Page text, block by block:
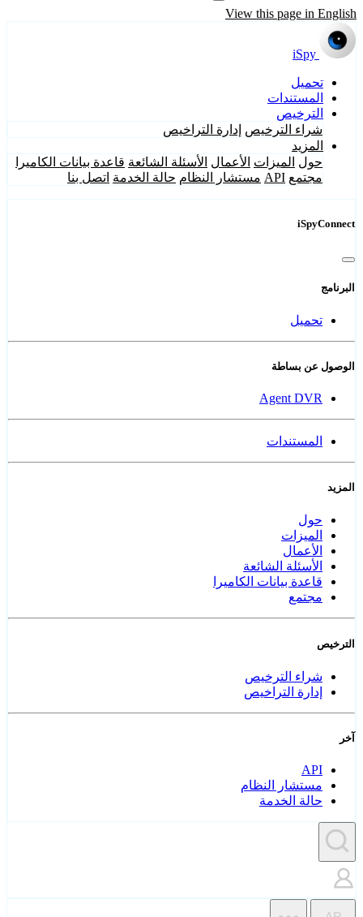
View this page in English
iSpy
تحميل
المستندات
الترخيص
شراء الترخيص إدارة التراخيص
المزيد
حول الميزات الأعمال الأسئلة الشائعة قاعدة بيانات الكاميرا
مجتمع API مستشار النظام حالة الخدمة اتصل بنا
iSpyConnect
البرنامج
تحميل
الوصول عن بساطة
Agent DVR
المستندات
المزيد
حول
الميزات
الأعمال
الأسئلة الشائعة
قاعدة بيانات الكاميرا
مجتمع
الترخيص
شراء الترخيص
إدارة التراخيص
آخر
API
مستشار النظام
حالة الخدمة